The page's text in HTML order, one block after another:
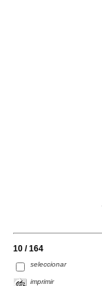
10 / 164
seleccionar
imprimir